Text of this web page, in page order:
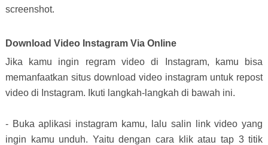
screenshot.
Download Video Instagram Via Online
Jika kamu ingin regram video di Instagram, kamu bisa
memanfaatkan situs download video instagram untuk repost
video di Instagram. Ikuti langkah-langkah di bawah ini.
- Buka aplikasi instagram kamu, lalu salin link video yang
ingin kamu unduh. Yaitu dengan cara klik atau tap 3 titik